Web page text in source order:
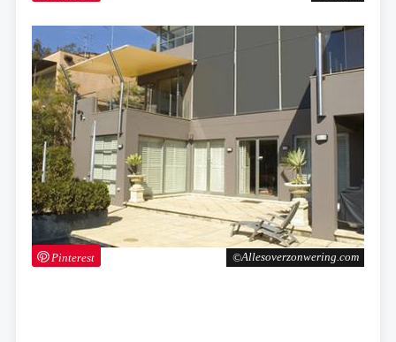
Allesoverzonwering.com
Pinterest